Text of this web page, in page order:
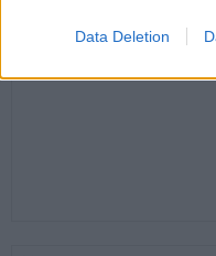
Data Deletion